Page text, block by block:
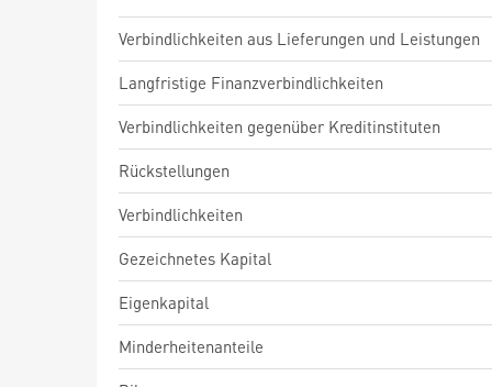
Verbindlichkeiten aus Lieferungen und Leistungen
Langfristige Finanzverbindlichkeiten
Verbindlichkeiten gegenüber Kreditinstituten
Rückstellungen
Verbindlichkeiten
Gezeichnetes Kapital
Eigenkapital
Minderheitenanteile